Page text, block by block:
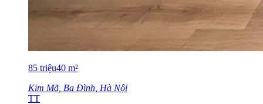
85 triệu40 m²
Kim Mã, Ba Đình, Hà Nội
TT